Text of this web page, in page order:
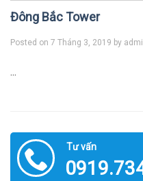
Đông Bắc Tower
Posted on 7 Tháng 3, 2019 by
...
Tư vấn